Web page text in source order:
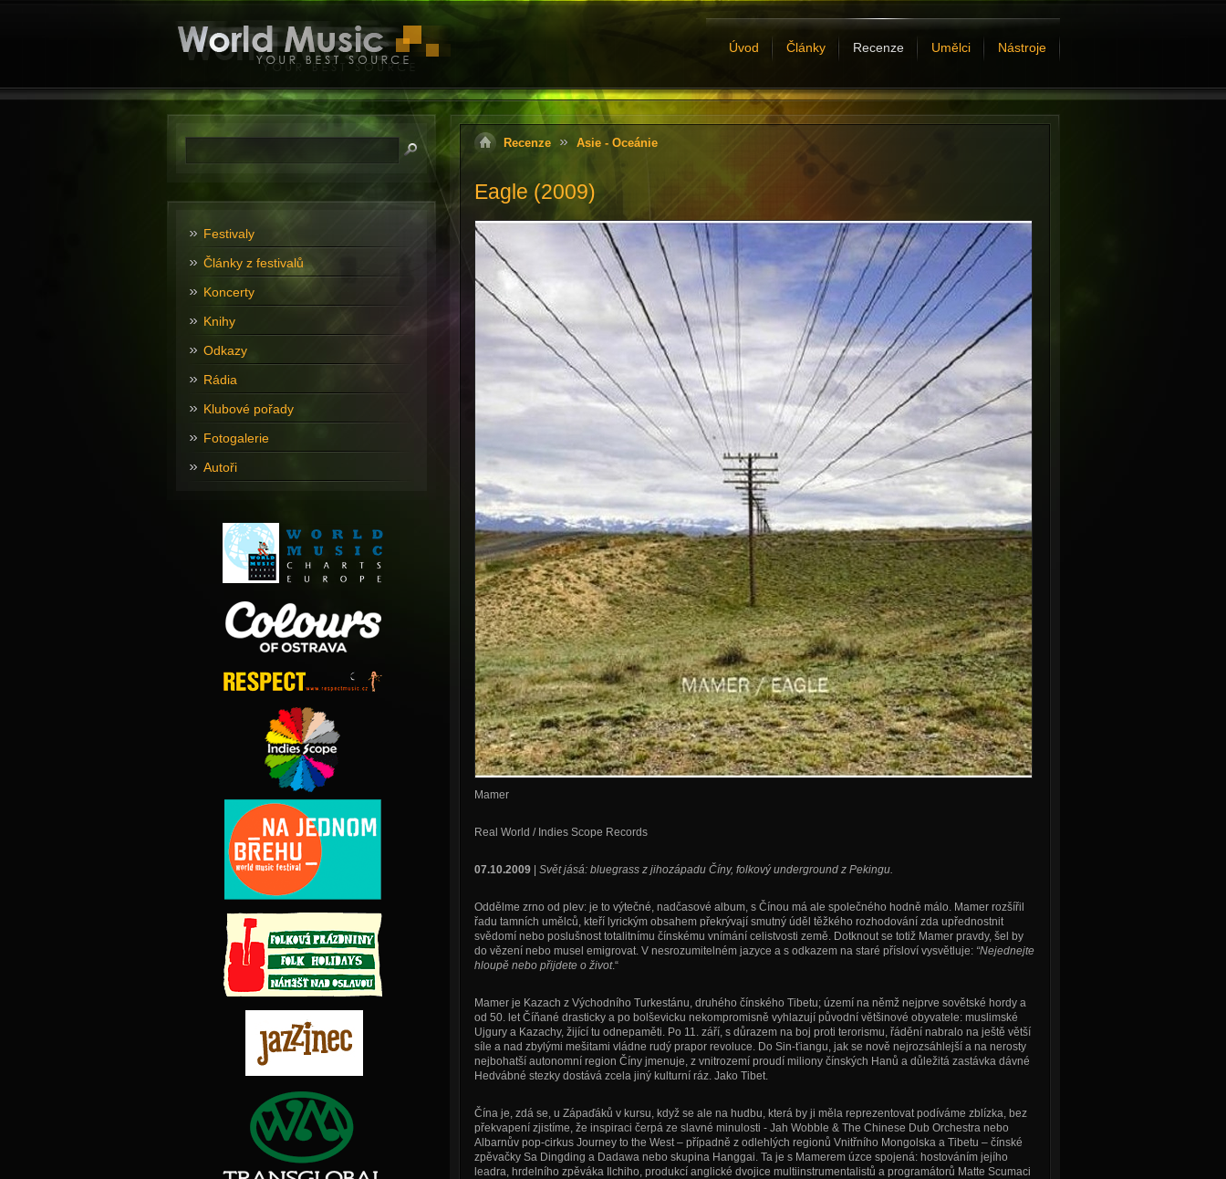
Úvod Články Recenze Umělci Nástroje
Recenze Asie - Oceánie
Eagle (2009)
Mamer
Real World / Indies Scope Records
07.10.2009| Svět jásá: bluegrass z jihozápadu Číny, folkový underground z Pekingu.
Oddělme zrno od plev: je to výtečné, nadčasové album, s Čínou má ale společného hodně málo. Mamer rozšířil
řadu tamních umělců, kteří lyrickým obsahem překrývají smutný úděl těžkého rozhodování zda upřednostnit
svědomí nebo poslušnost totalitnímu čínskému vnímání celistvosti země. Dotknout se totiž Mamer pravdy, šel by
do vězení nebo musel emigrovat. V nesrozumitelném jazyce a s odkazem na staré přísloví vysvětluje: “Nejednejte
hloupě nebo přijdete o život.“
Mamer je Kazach z Východního Turkestánu, druhého čínského Tibetu; území na němž nejprve sovětské hordy a
od 50. let Číňané drasticky a po bolševicku nekompromisně vyhlazují původní většinové obyvatele: muslimské
Ujgury a Kazachy, žijící tu odnepaměti. Po 11. září, s důrazem na boj proti terorismu, řádění nabralo na ještě větší
síle a nad zbylými mešitami vládne rudý prapor revoluce. Do Sin-ťiangu, jak se nově nejrozsáhlejší a na nerosty
nejbohatší autonomní region Číny jmenuje, z vnitrozemí proudí miliony čínských Hanů a důležitá zastávka dávné
Hedvábné stezky dostává zcela jiný kulturní ráz. Jako Tibet.
Čína je, zdá se, u Zápaďáků v kursu, když se ale na hudbu, která by ji měla reprezentovat podíváme zblízka, bez
překvapení zjistíme, že inspiraci čerpá ze slavné minulosti - Jah Wobble & The Chinese Dub Orchestra nebo
Albarnův pop-cirkus Journey to the West – případně z odlehlých regionů Vnitřního Mongolska a Tibetu – čínské
zpěvačky Sa Dingding a Dadawa nebo skupina Hanggai. Ta je s Mamerem úzce spojená: hostováním jejího
leadra, hrdelního zpěváka Ilchiho, produkcí anglické dvojice multiinstrumentalistů a programátorů Matte Scumaci
Festivaly
Články z festivalů
Koncerty
Knihy
Odkazy
Rádia
Klubové pořady
Fotogalerie
Autoři